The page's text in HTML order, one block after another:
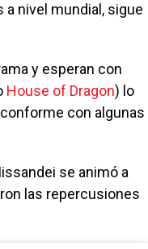
nivel mundial, sigue
y esperan con
House of Dragon) lo
con algunas
se animó a
las repercusiones